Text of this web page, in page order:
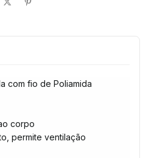
com fio de Poliamida
corpo
permite ventilação